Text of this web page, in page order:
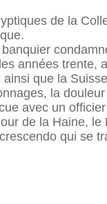
de la
années trente,
que la
la
avec un
de la Haine,
qui se